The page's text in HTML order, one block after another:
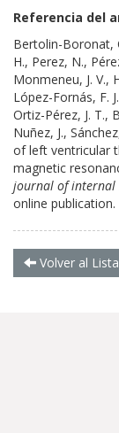
Referencia del
Bertolin-Boronat,
H., Perez, N.,
Monmeneu, J. V.,
López-Fornás, F.
Ortiz-Pérez, J. T.,
Nuñez, J.,
of left ventricular
magnetic
journal of internal
online publication.
Volver al